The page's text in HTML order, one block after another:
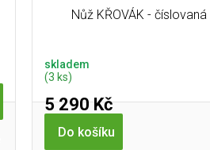
Nůž KŘOVÁK - číslovaná
skladem
(3 ks)
5 290 Kč
Do košíku